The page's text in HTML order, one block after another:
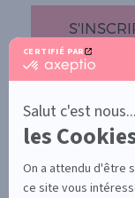
CERTIFIÉ PAR
certifié
En
savoir
plus
sur
Axeptio
Salut c'est nous...
les
On a attendu d'être
ce site vous